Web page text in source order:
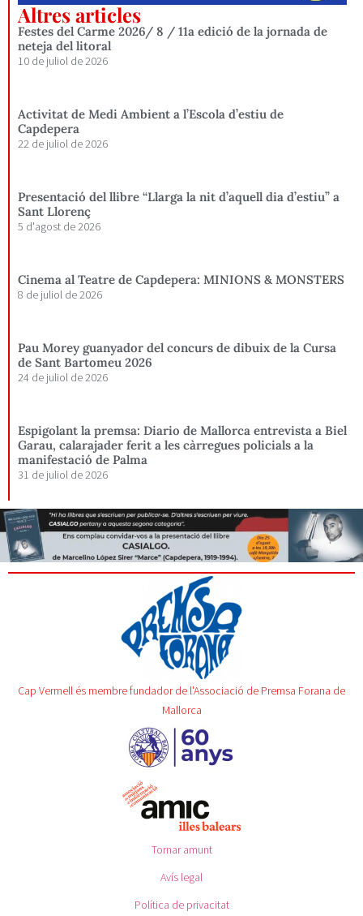
Altres articles
Festes del Carme 2026/ 8 / 11a edició de la jornada de
neteja del litoral
10 de juliol de 2026
Activitat de Medi Ambient a l’Escola d’estiu de
Capdepera
22 de juliol de 2026
Presentació del llibre “Llarga la nit d’aquell dia d’estiu” a
Sant Llorenç
5 d'agost de 2026
Cinema al Teatre de Capdepera: MINIONS & MONSTERS
8 de juliol de 2026
Pau Morey guanyador del concurs de dibuix de la Cursa
de Sant Bartomeu 2026
24 de juliol de 2026
Espigolant la premsa: Diario de Mallorca entrevista a Biel
Garau, calarajader ferit a les càrregues policials a la
manifestació de Palma
31 de juliol de 2026
Cap Vermell és membre fundador de l'Associació de Premsa Forana de
Mallorca
Tornar amunt
Avís legal
Política de privacitat